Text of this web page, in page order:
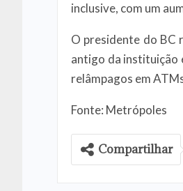
inclusive, com um
O presidente do BC
antigo da instituição
relâmpagos em
Fonte: Metrópoles
Compartilhar